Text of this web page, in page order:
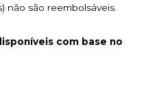
não são reembolsáveis.
com base no